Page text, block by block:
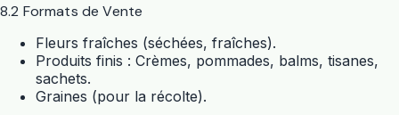
8.2 Formats de Vente
Fleurs fraîches (séchées, fraîches).
Produits finis : Crèmes, pommades, balms, tisanes,
sachets.
Graines (pour la récolte).